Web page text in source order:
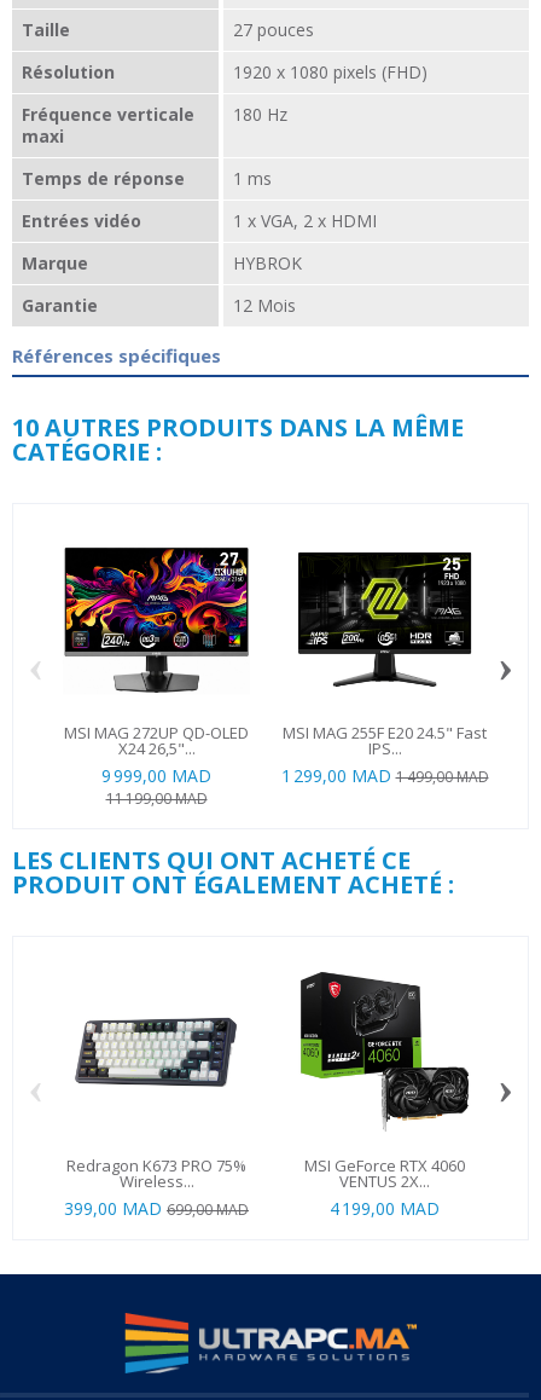
Taille
27 pouces
Résolution
1920 x 1080 pixels (FHD)
Fréquence verticale
maxi
180 Hz
Temps de réponse
1 ms
Entrées vidéo
1 x VGA, 2 x HDMI
Marque
HYBROK
Garantie
12 Mois
Références spécifiques
10 AUTRES PRODUITS DANS LA MÊME
CATÉGORIE :
MSI MAG 272UP QD-OLED
X24 26,5"...
9 999,00 MAD
11 199,00 MAD
MSI MAG 255F E20 24.5" Fast
IPS...
1 299,00 MAD 1 499,00 MAD
‹ ›
LES CLIENTS QUI ONT ACHETÉ CE
PRODUIT ONT ÉGALEMENT ACHETÉ :
Redragon K673 PRO 75%
Wireless...
399,00 MAD 699,00 MAD
MSI GeForce RTX 4060
VENTUS 2X...
4 199,00 MAD
‹ ›